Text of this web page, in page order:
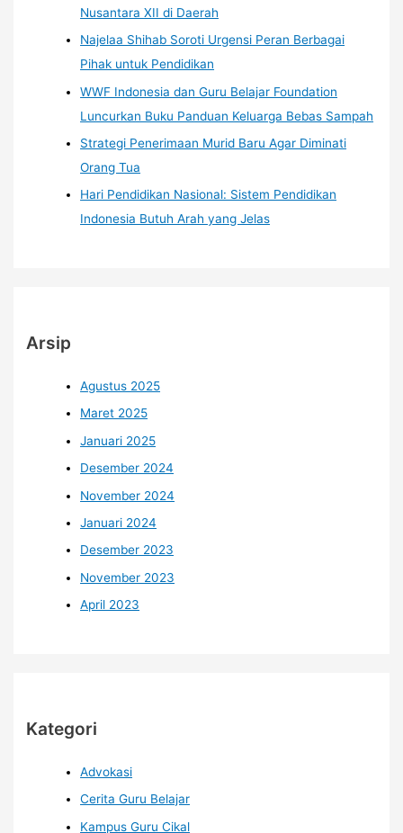
Nusantara XII di Daerah
Najelaa Shihab Soroti Urgensi Peran Berbagai
Pihak untuk Pendidikan
WWF Indonesia dan Guru Belajar Foundation
Luncurkan Buku Panduan Keluarga Bebas Sampah
Strategi Penerimaan Murid Baru Agar Diminati
Orang Tua
Hari Pendidikan Nasional: Sistem Pendidikan
Indonesia Butuh Arah yang Jelas
Arsip
Agustus 2025
Maret 2025
Januari 2025
Desember 2024
November 2024
Januari 2024
Desember 2023
November 2023
April 2023
Kategori
Advokasi
Cerita Guru Belajar
Kampus Guru Cikal